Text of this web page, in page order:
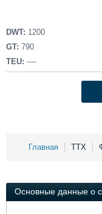
Пульс
Новости
Компании
Репутация
Выставки и
Личности
DWT: 1200
GT: 790
TEU: ----
Главная ТТХ
Основные данные о